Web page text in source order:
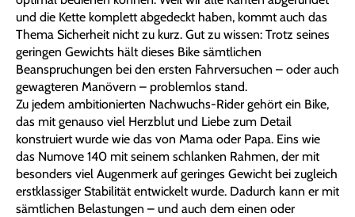
und die Kette komplett abgedeckt haben, kommt auch das
Thema Sicherheit nicht zu kurz. Gut zu wissen: Trotz seines
geringen Gewichts hält dieses Bike sämtlichen
Beanspruchungen bei den ersten Fahrversuchen – oder auch
gewagteren Manövern – problemlos stand.
Zu jedem ambitionierten Nachwuchs-Rider gehört ein Bike,
das mit genauso viel Herzblut und Liebe zum Detail
konstruiert wurde wie das von Mama oder Papa. Eins wie
das Numove 140 mit seinem schlanken Rahmen, der mit
besonders viel Augenmerk auf geringes Gewicht bei zugleich
erstklassiger Stabilität entwickelt wurde. Dadurch kann er mit
sämtlichen Belastungen – und auch dem einen oder